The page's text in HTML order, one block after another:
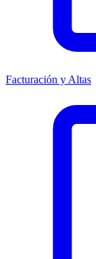
Facturación y Altas